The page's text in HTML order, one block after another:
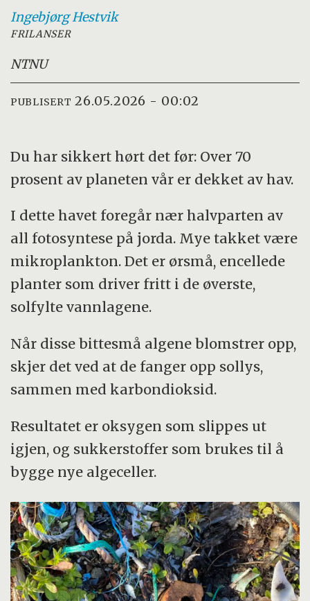
IngebjørgHestvik
FRILANSER
NTNU
PUBLISERT 26.05.2026 - 00:02
Du har sikkert hørt det før: Over 70
prosent av planeten vår er dekket av hav.
I dette havet foregår nær halvparten av
all fotosyntese på jorda. Mye takket være
mikroplankton. Det er ørsmå, encellede
planter som driver fritt i de øverste,
solfylte vannlagene.
Når disse bittesmå algene blomstrer opp,
skjer det ved at de fanger opp sollys,
sammen med karbondioksid.
Resultatet er oksygen som slippes ut
igjen, og sukkerstoffer som brukes til å
bygge nye algeceller.